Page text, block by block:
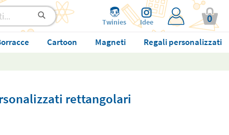
Twinies Idee 0
Cartoon Magneti
Regali personalizzati
rettangolari